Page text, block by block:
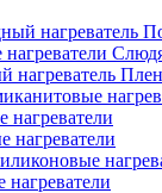
нагреватели
нагреватели
нагреватели